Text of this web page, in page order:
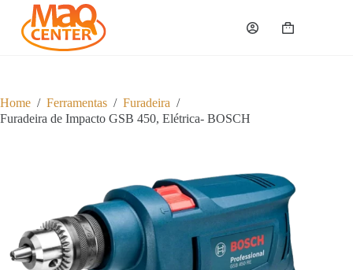
u
a
r
d
o
Carrinho
Home / Ferramentas / Furadeira /
Furadeira de Impacto GSB 450, Elétrica- BOSCH